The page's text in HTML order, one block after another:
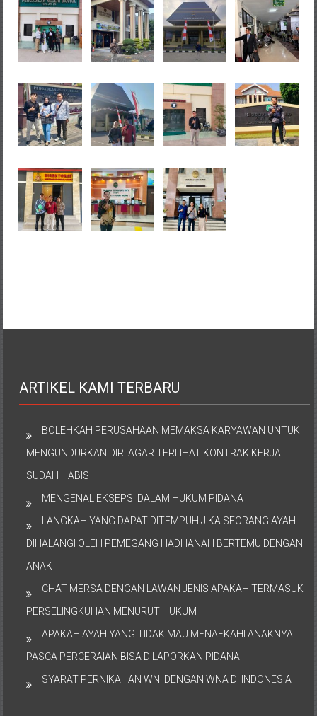
ARTIKEL KAMI TERBARU
BOLEHKAH PERUSAHAAN MEMAKSA KARYAWAN UNTUK
MENGUNDURKAN DIRI AGAR TERLIHAT KONTRAK KERJA
SUDAH HABIS
MENGENAL EKSEPSI DALAM HUKUM PIDANA
LANGKAH YANG DAPAT DITEMPUH JIKA SEORANG AYAH
DIHALANGI OLEH PEMEGANG HADHANAH BERTEMU DENGAN
ANAK
CHAT MERSA DENGAN LAWAN JENIS APAKAH TERMASUK
PERSELINGKUHAN MENURUT HUKUM
APAKAH AYAH YANG TIDAK MAU MENAFKAHI ANAKNYA
PASCA PERCERAIAN BISA DILAPORKAN PIDANA
SYARAT PERNIKAHAN WNI DENGAN WNA DI INDONESIA